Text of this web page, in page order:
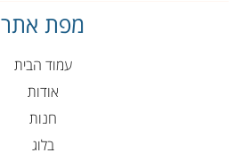
מפת אתר
עמוד הבית
אודות
חנות
בלוג